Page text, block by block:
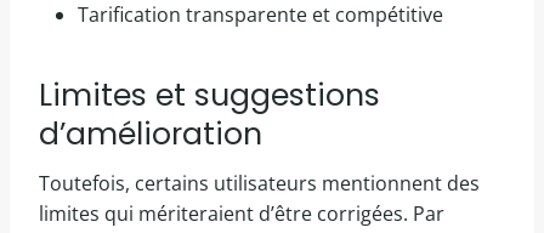
Tarification transparente et compétitive
Limites et suggestions
d’amélioration
Toutefois, certains utilisateurs mentionnent des
limites qui mériteraient d’être corrigées. Par